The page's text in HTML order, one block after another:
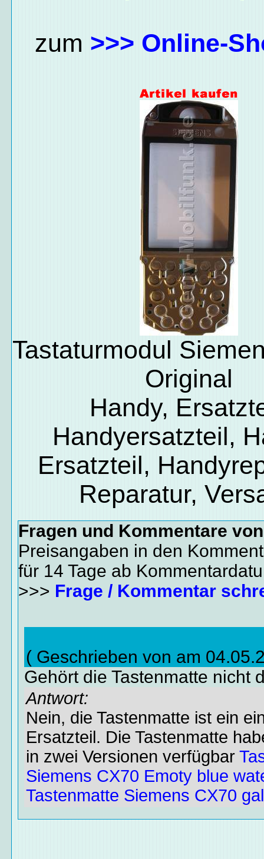
zum >>> Online-
Tastaturmodul
Original
Handy,
Handyersatzteil,
Ersatzteil,
Reparatur,
Fragen und Kommentare
Preisangaben in den
für 14 Tage ab
>>> Frage / Kommentar
( Geschrieben von am
Gehört die Tastenmatte nicht
Antwort:
Nein, die Tastenmatte ist ein
Ersatzteil. Die Tastenmatte
in zwei Versionen verfügbar
Siemens CX70 Emoty blue
Tastenmatte Siemens CX70